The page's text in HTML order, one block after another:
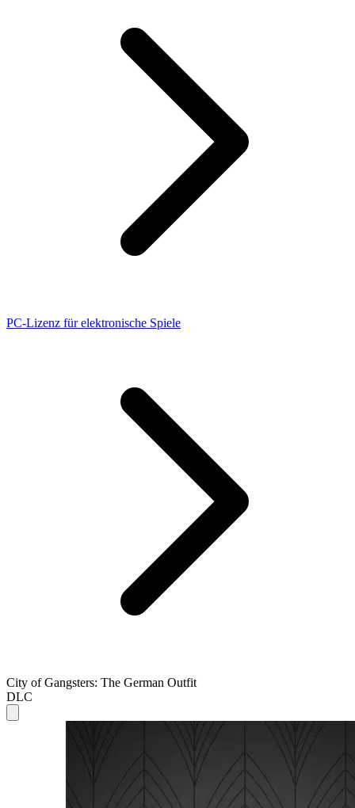
PC-Lizenz für elektronische Spiele
City of Gangsters: The German Outfit
DLC